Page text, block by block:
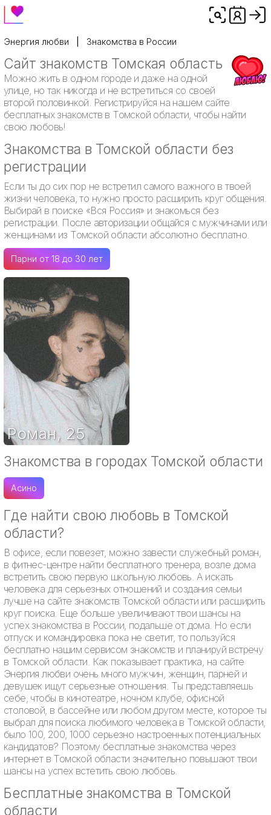
Энергия любви Знакомства в России
Сайт знакомств Томская область
Можно жить в одном городе и даже на одной
улице, но так никогда и не встретиться со своей
второй половинкой. Регистрируйся на нашем сайте
бесплатных знакомств в Томской области, чтобы найти
свою любовь!
Знакомства в Томской области без
регистрации
Если ты до сих пор не встретил самого важного в твоей
жизни человека, то нужно просто расширить круг общения.
Выбирай в поиске «Вся Россия» и знакомься без
регистрации. После авторизации общайся с мужчинами или
женщинами из Томской области абсолютно бесплатно.
Парни от 18 до 30 лет
Роман, 25
Знакомства в городах Томской области
Асино
Где найти свою любовь в Томской
области?
В офисе, если повезет, можно завести служебный роман,
в фитнес-центре найти бесплатного тренера, возле дома
встретить свою первую школьную любовь. А искать
человека для серьезных отношений и создания семьи
лучше на сайте знакомств Томской области или расширить
круг поиска. Еще больше увеличивают твои шансы на
успех знакомства в России, подальше от дома. Но если
отпуск и командировка пока не светит, то пользуйся
бесплатно нашим сервисом знакомств и планируй встречу
в Томской области. Как показывает практика, на сайте
Энергия любви очень много мужчин, женщин, парней и
девушек ищут серьезные отношения. Ты представляешь
себе, чтобы в кинотеатре, ночном клубе, офисной
столовой, в бассейне или любом другом месте, которое ты
выбрал для поиска любимого человека в Томской области,
было 100, 200, 1000 серьезно настроенных потенциальных
кандидатов? Поэтому бесплатные знакомства через
интернет в Томской области значительно повышают твои
шансы на успех встетить свою любовь.
Бесплатные знакомства в Томской
области